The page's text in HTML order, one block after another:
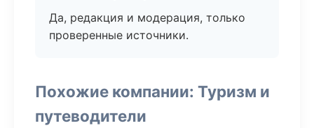
Да, редакция и модерация, только
проверенные источники.
Похожие компании: Туризм и
путеводители